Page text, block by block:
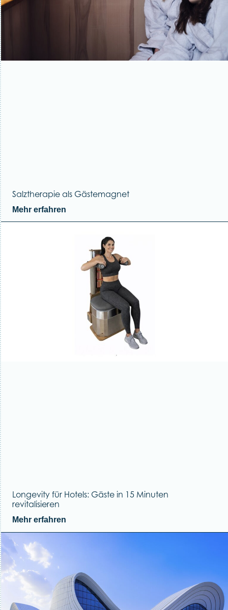
Salztherapie als Gästemagnet
Mehr erfahren
Longevity für Hotels: Gäste in 15 Minuten
revitalisieren
Mehr erfahren